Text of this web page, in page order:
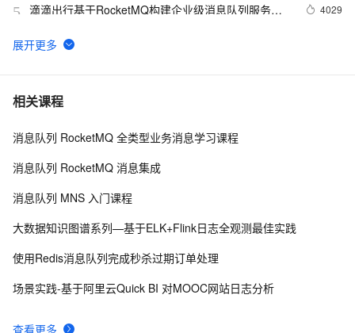
5 滴滴出行基于RocketMQ构建企业级消息队列服务的
4029
6
高可用服务 AHAS 在消息队列 MQ 削峰填谷场景下的
7 Kafka是什么，JMS是什么，常见的类JMS消息服务
8 详解linux进程间通信-消息队列
10消息队列入门（一）关于消息队列
相关课程
查看更多
消息队列 RocketMQ 全类型业务消息学习课程
消息队列 RocketMQ 消息集成
消息队列 MNS 入门课程
大数据知识图谱系列—基于ELK+Flink日志全观测最佳实践
使用Redis消息队列完成秒杀过期订单处理
场景实践-基于阿里云Quick BI 对MOOC网站日志分析